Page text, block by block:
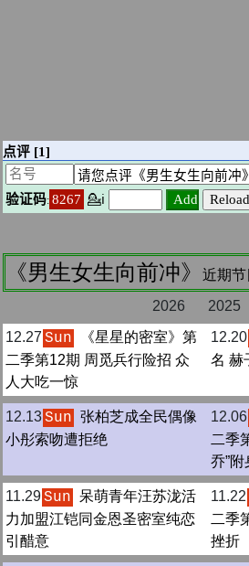
《男生女生向前冲》
近期
2026
2025
12.27 Sun
《星星的密室》第
二季第12期 周觅兵行险招 众
人大吃一惊
12.20
名 赫
12.13Sun 张柏芝成全民偶像
小彤索吻遭拒绝
12.06
二季
乔”
11.29Sun 呆萌青年汪苏泷活
力加盟江铠同金恩圣密室纯恋
引醋意
11.22
二季
挫折